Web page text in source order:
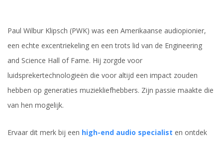
Paul Wilbur Klipsch (PWK) was een Amerikaanse audiopionier,
een echte excentriekeling en een trots lid van de Engineering
and Science Hall of Fame. Hij zorgde voor
luidsprekertechnologieën die voor altijd een impact zouden
hebben op generaties muziekliefhebbers. Zijn passie maakte die
van hen mogelijk.
Ervaar dit merk bij een high-end audio specialist en ontdek